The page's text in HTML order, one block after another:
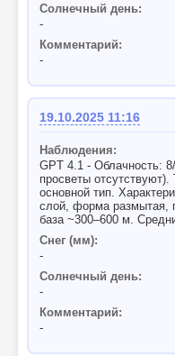
Солнечный день:
-
Комментарий:
-
19.10.2025 11:16
Наблюдения:
GPT 4.1 - Облачность:
просветы
основной тип.
слой, форма размытая,
база ~300–600 м.
Снег (мм):
-
Солнечный день:
-
Комментарий:
-